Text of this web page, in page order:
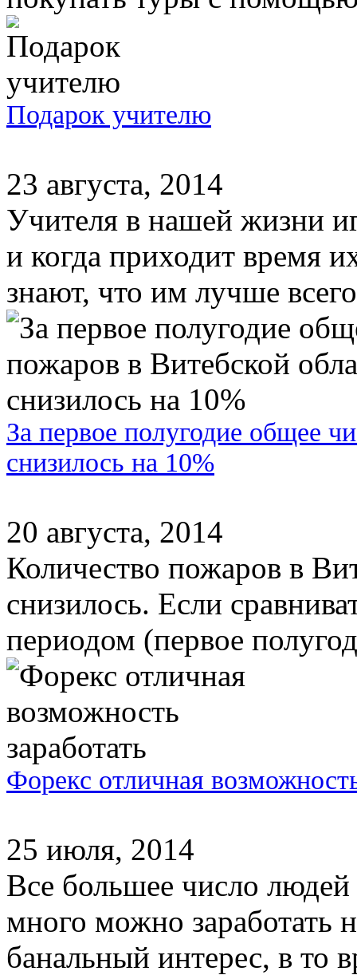
Подарок учителю
23 августа, 2014
Учителя в нашей жизни
и когда приходит время
знают, что им лучше
За первое полугодие общее
снизилось на 10%
20 августа, 2014
Количество пожаров в
снизилось. Если
периодом (первое
Форекс отличная
25 июля, 2014
Все большее число людей
много можно заработать
банальный интерес, в то